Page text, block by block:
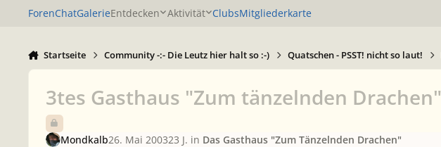
ForenChatGalerieEntdecken Aktivität ClubsMitgliederkarte
Startseite Community -:- Die Leutz hier halt so :-) Quatschen - PSST! nicht so laut!
3tes Gasthaus "Zum tänzelnden Drachen"
Mondkalb26. Mai 200323 J. in Das Gasthaus "Zum Tänzelnden Drachen"